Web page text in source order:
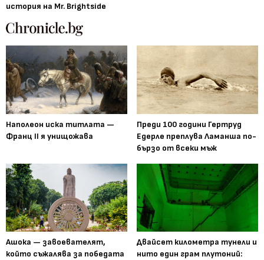
история на Mr. Brightside
Наполеон иска титлата —
Франц II я унищожава
Преди 100 години Гертруд
Едерле преплува Ламанша по-
бързо от всеки мъж
Ашока — завоевателят,
който съжалява за победата
Двайсет километра тунели и
нито един грам плутоний: